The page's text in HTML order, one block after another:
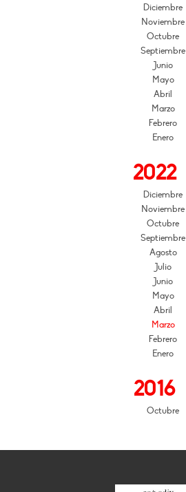
Diciembre
Noviembre
Octubre
Septiembre
Junio
Mayo
Abril
Marzo
Febrero
Enero
2022
Diciembre
Noviembre
Octubre
Septiembre
Agosto
Julio
Junio
Mayo
Abril
Marzo
Febrero
Enero
2016
Octubre